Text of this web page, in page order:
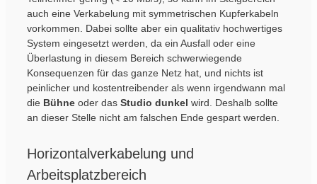
auch eine Verkabelung mit symmetrischen Kupferkabeln
vorkommen. Dabei sollte aber ein qualitativ hochwertiges
System eingesetzt werden, da ein Ausfall oder eine
Überlastung in diesem Bereich schwerwiegende
Konsequenzen für das ganze Netz hat, und nichts ist
peinlicher und kostentreibender als wenn irgendwann mal
die Bühne oder das Studio dunkel wird. Deshalb sollte
an dieser Stelle nicht am falschen Ende gespart werden.
Horizontalverkabelung und
Arbeitsplatzbereich